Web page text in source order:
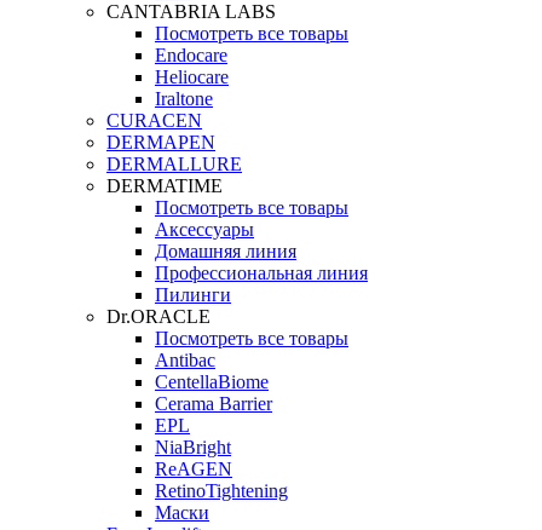
CANTABRIA LABS
Посмотреть все товары
Endocare
Heliocare
Iraltone
CURACEN
DERMAPEN
DERMALLURE
DERMATIME
Посмотреть все товары
Аксессуары
Домашняя линия
Профессиональная линия
Пилинги
Dr.ORACLE
Посмотреть все товары
Antibac
CentellaBiome
Cerama Barrier
EPL
NiaBright
ReAGEN
RetinoTightening
Маски